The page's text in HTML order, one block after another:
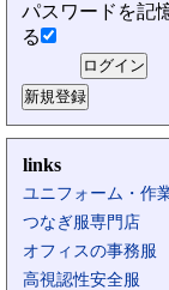
パスワードを記
る
links
ユニフォーム・作
つなぎ服専門店
オフィスの事務服
高視認性安全服